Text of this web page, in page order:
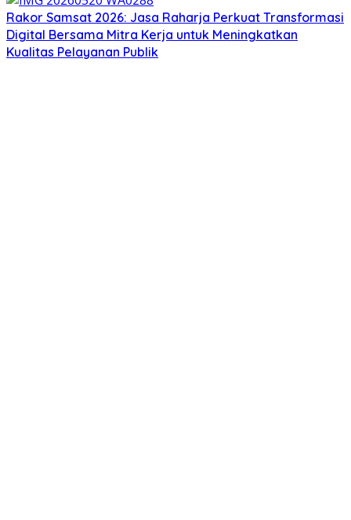
Rakor Samsat 2026: Jasa Raharja Perkuat Transformasi
Digital Bersama Mitra Kerja untuk Meningkatkan
Kualitas Pelayanan Publik